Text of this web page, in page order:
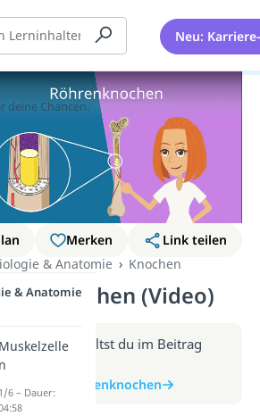
Neu:
Merken
Link teilen
& Anatomie
Knochen
(Video)
Infos erhältst du im Beitrag
Video
Beitrag: Röhrenknochen
deine Chancen.
& Anatomie
Muskelzelle
n
1/6 – Dauer: